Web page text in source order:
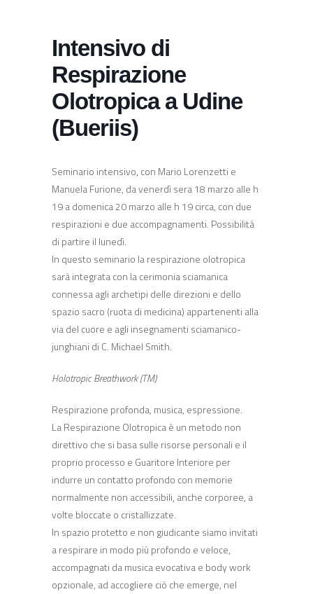
Intensivo di
Respirazione
Olotropica a Udine
(Bueriis)
Seminario intensivo, con Mario Lorenzetti e
Manuela Furione, da venerdì sera 18 marzo alle h
19 a domenica 20 marzo alle h 19 circa, con due
respirazioni e due accompagnamenti. Possibilità
di partire il lunedì.
In questo seminario la respirazione olotropica
sarà integrata con la cerimonia sciamanica
connessa agli archetipi delle direzioni e dello
spazio sacro (ruota di medicina) appartenenti alla
via del cuore e agli insegnamenti sciamanico-
junghiani di C. Michael Smith.
Holotropic Breathwork (TM)
Respirazione profonda, musica, espressione.
La Respirazione Olotropica è un metodo non
direttivo che si basa sulle risorse personali e il
proprio processo e Guaritore Interiore per
indurre un contatto profondo con memorie
normalmente non accessibili, anche corporee, a
volte bloccate o cristallizzate.
In spazio protetto e non giudicante siamo invitati
a respirare in modo più profondo e veloce,
accompagnati da musica evocativa e body work
opzionale, ad accogliere ciò che emerge, nel